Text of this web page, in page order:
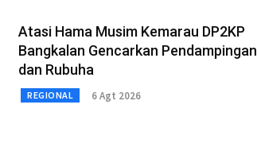
Atasi Hama Musim Kemarau DP2KP
Bangkalan Gencarkan Pendampingan
dan Rubuha
REGIONAL 6 Agt 2026